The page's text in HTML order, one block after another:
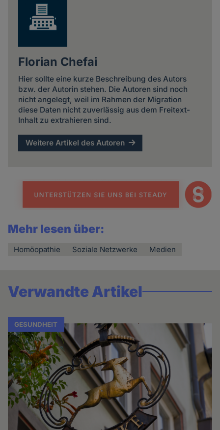
Florian Chefai
Hier sollte eine kurze Beschreibung des Autors
bzw. der Autorin stehen. Die Autoren sind noch
nicht angelegt, weil im Rahmen der Migration
diese Daten nicht zuverlässig aus dem Freitext-
Inhalt zu extrahieren sind.
Weitere Artikel des Autoren
Mehr lesen über:
Homöopathie Soziale Netzwerke Medien
Verwandte Artikel
GESUNDHEIT